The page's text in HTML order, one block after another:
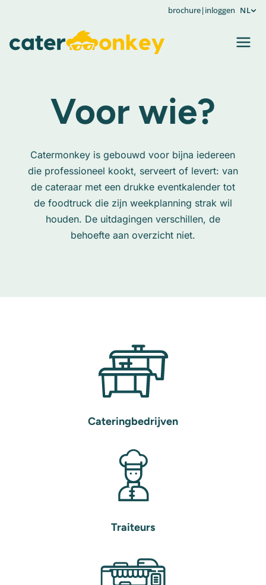
brochure| inloggen NL
Voor wie?
Catermonkey is gebouwd voor bijna iedereen
die professioneel kookt, serveert of levert: van
de cateraar met een drukke eventkalender tot
de foodtruck die zijn weekplanning strak wil
houden. De uitdagingen verschillen, de
behoefte aan overzicht niet.
Cateringbedrijven
Traiteurs